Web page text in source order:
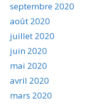
septembre 2020
août 2020
juillet 2020
juin 2020
mai 2020
avril 2020
mars 2020